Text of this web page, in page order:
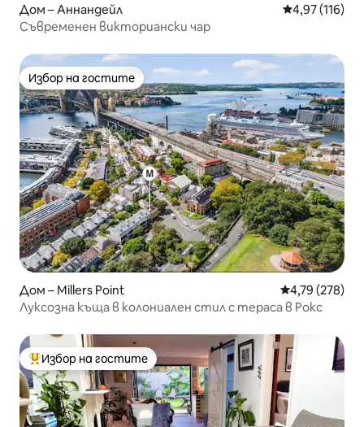
Дом – Аннандейл Средна
4,97 (116)
Съвременен викториански чар
Избор на гостите
Избор на гостите
Дом – Millers Point Средна
4,79 (278)
Луксозна къща в колониален стил с тераса в Рокс
Най-популярен избор на гостите
Избор на гостите